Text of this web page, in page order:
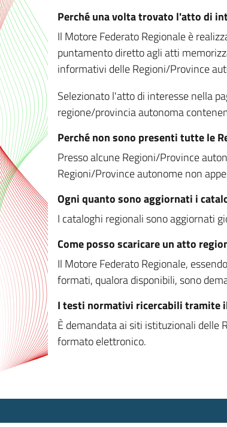
Perché una volta trovato l'atto di
Il Motore Federato Regionale è
puntamento diretto agli atti
informativi delle Regioni/Province
Selezionato l'atto di interesse nella
regione/provincia autonoma
Perché non sono presenti tutte le
Presso alcune Regioni/Province
Regioni/Province autonome non
Ogni quanto sono aggiornati i
I cataloghi regionali sono aggiornati
Come posso scaricare un atto
Il Motore Federato Regionale,
formati, qualora disponibili, sono
I testi normativi ricercabili tramite
È demandata ai siti istituzionali delle
formato elettronico.